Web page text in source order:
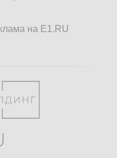
на E1.RU